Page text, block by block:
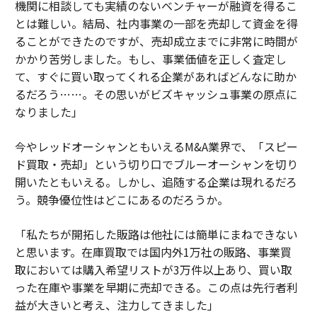
機関に相談しても実績のないベンチャーが融資を得るこ
とは難しい。結局、社内事業の一部を売却して資金を得
ることができたのですが、売却成立までに非常に時間が
かかり苦労しました。もし、事業価値を正しく査定し
て、すぐに買い取ってくれる企業があればどんなに助か
るだろう……。その思いがビズキャッシュ事業の原点に
なりました」
今やレッドオーシャンともいえるM&A業界で、「スピー
ド買取・売却」という切り口でブルーオーシャンを切り
開いたともいえる。しかし、追随する企業は現れるだろ
う。競争優位性はどこにあるのだろうか。
「私たちが開拓した販路は他社には簡単にまねできない
と思います。在庫買取では国内外1万社の販路、事業買
取においては購入希望リストが3万件以上あり、買い取
った在庫や事業を早期に売却できる。この点は先行者利
益が大きいと考え、注力してきました」